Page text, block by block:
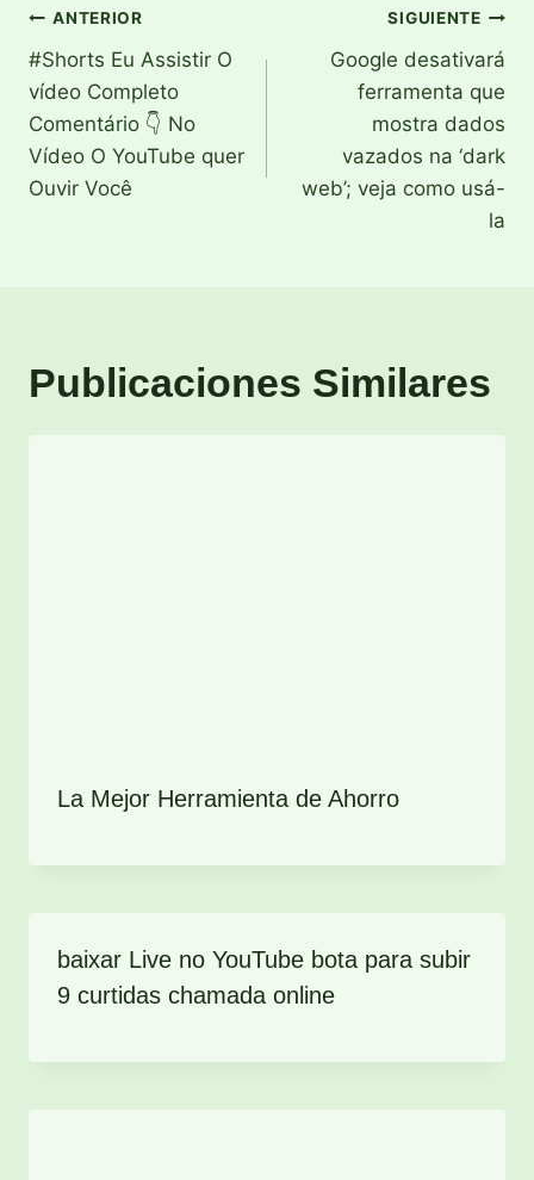
Navegación
de
entradas
ANTERIOR
#Shorts Eu Assistir O
vídeo Completo
Comentário 👇 No
Vídeo O YouTube quer
Ouvir Você
SIGUIENTE
Google desativará
ferramenta que
mostra dados
vazados na ‘dark
web’; veja como usá-
la
Publicaciones Similares
La Mejor Herramienta de Ahorro
baixar Live no YouTube bota para subir
9 curtidas chamada online